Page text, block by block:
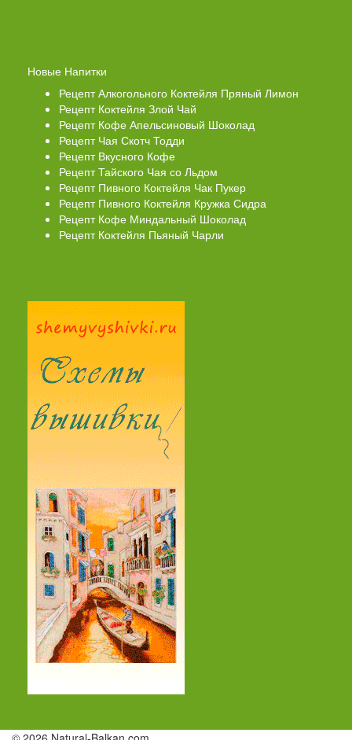
Новые Напитки
Рецепт Алкогольного Коктейля Пряный Лимон
Рецепт Коктейля Злой Чай
Рецепт Кофе Апельсиновый Шоколад
Рецепт Чая Скотч Тодди
Рецепт Вкусного Кофе
Рецепт Тайского Чая со Льдом
Рецепт Пивного Коктейля Чак Пукер
Рецепт Пивного Коктейля Кружка Сидра
Рецепт Кофе Миндальный Шоколад
Рецепт Коктейля Пьяный Чарли